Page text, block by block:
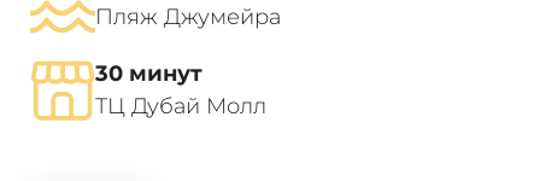
Пляж Джумейра
30 минут
ТЦ Дубай Молл